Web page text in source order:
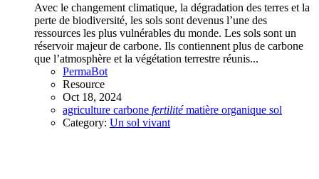
Avec le changement climatique, la dégradation des terres et la
perte de biodiversité, les sols sont devenus l’une des
ressources les plus vulnérables du monde. Les sols sont un
réservoir majeur de carbone. Ils contiennent plus de carbone
que l’atmosphère et la végétation terrestre réunis...
PermaBot
Resource
Oct 18, 2024
agriculture carbone fertilité matière organique sol
Category: Un sol vivant